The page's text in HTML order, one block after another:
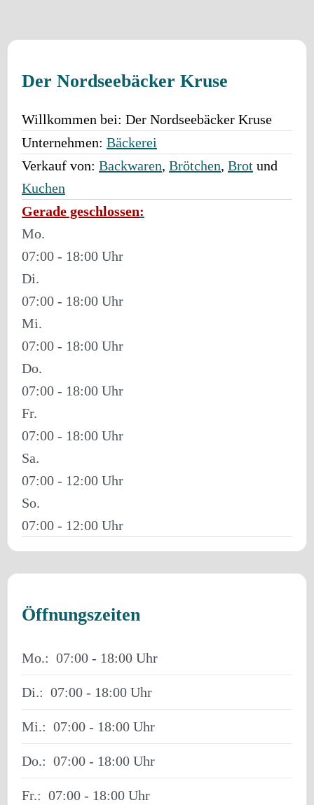
Der Nordseebäcker Kruse
Willkommen bei: Der Nordseebäcker Kruse
Unternehmen: Bäckerei
Verkauf von: Backwaren, Brötchen, Brot und
Kuchen
Gerade geschlossen:
Mo.
07:00 - 18:00
Di.
07:00 - 18:00
Mi.
07:00 - 18:00
Do.
07:00 - 18:00
Fr.
07:00 - 18:00
Sa.
07:00 - 12:00
So.
07:00 - 12:00
Öffnungszeiten
Mo.: 07:00 - 18:00
Di.: 07:00 - 18:00
Mi.: 07:00 - 18:00
Do.: 07:00 - 18:00
Fr.: 07:00 - 18:00